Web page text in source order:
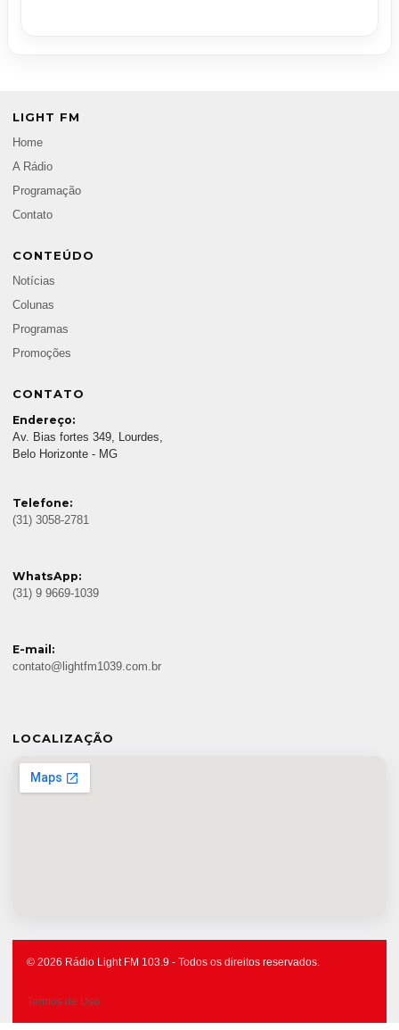
LIGHT FM
Home
A Rádio
Programação
Contato
CONTEÚDO
Notícias
Colunas
Programas
Promoções
CONTATO
Endereço:
Av. Bias fortes 349, Lourdes,
Belo Horizonte - MG
Telefone:
(31) 3058-2781
WhatsApp:
(31) 9 9669-1039
E-mail:
contato@lightfm1039.com.br
LOCALIZAÇÃO
© 2026 Rádio Light FM 103.9 - Todos os direitos reservados.
Termos de Uso